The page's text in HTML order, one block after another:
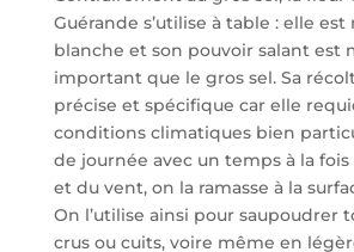
Guérande s’utilise à table : elle
blanche et son pouvoir salant est
important que le gros sel. Sa
précise et spécifique car elle
conditions climatiques bien
de journée avec un temps à la fois
et du vent, on la ramasse à la
On l’utilise ainsi pour saupoudrer
crus ou cuits, voire même en